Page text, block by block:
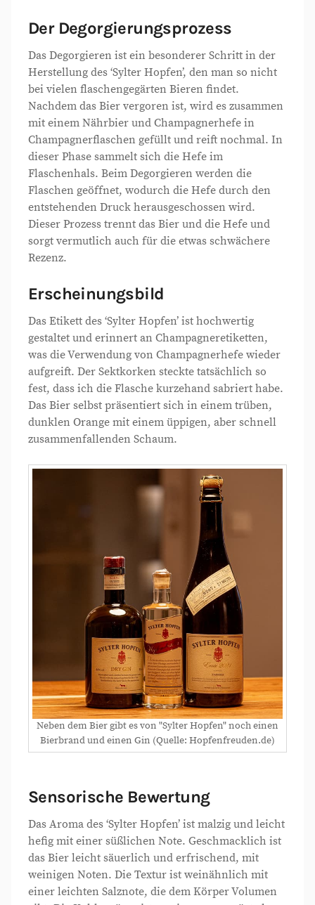
Der Degorgierungsprozess
Das Degorgieren ist ein besonderer Schritt in der
Herstellung des ‘Sylter Hopfen’, den man so nicht
bei vielen flaschengegärten Bieren findet.
Nachdem das Bier vergoren ist, wird es zusammen
mit einem Nährbier und Champagnerhefe in
Champagnerflaschen gefüllt und reift nochmal. In
dieser Phase sammelt sich die Hefe im
Flaschenhals. Beim Degorgieren werden die
Flaschen geöffnet, wodurch die Hefe durch den
entstehenden Druck herausgeschossen wird.
Dieser Prozess trennt das Bier und die Hefe und
sorgt vermutlich auch für die etwas schwächere
Rezenz.
Erscheinungsbild
Das Etikett des ‘Sylter Hopfen’ ist hochwertig
gestaltet und erinnert an Champagneretiketten,
was die Verwendung von Champagnerhefe wieder
aufgreift. Der Sektkorken steckte tatsächlich so
fest, dass ich die Flasche kurzehand sabriert habe.
Das Bier selbst präsentiert sich in einem trüben,
dunklen Orange mit einem üppigen, aber schnell
zusammenfallenden Schaum.
Neben dem Bier gibt es von "Sylter Hopfen" noch einen
Bierbrand und einen Gin (Quelle: Hopfenfreuden.de)
Sensorische Bewertung
Das Aroma des ‘Sylter Hopfen’ ist malzig und leicht
hefig mit einer süßlichen Note. Geschmacklich ist
das Bier leicht säuerlich und erfrischend, mit
weinigen Noten. Die Textur ist weinähnlich mit
einer leichten Salznote, die dem Körper Volumen